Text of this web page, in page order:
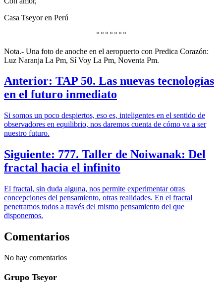
Casa Tseyor en Perú
º º º º º º º
Nota.- Una foto de anoche en el aeropuerto con Predica Corazón:
Luz Naranja La Pm, Sí Voy La Pm, Noventa Pm.
Anterior: TAP 50. Las nuevas tecnologías
en el futuro inmediato
Si somos un poco despiertos, eso es, inteligentes en el sentido de
observadores en equilibrio, nos daremos cuenta de cómo va a ser
nuestro futuro.
Siguiente: 777. Taller de Noiwanak: Del
fractal hacia el infinito
El fractal, sin duda alguna, nos permite experimentar otras
concepciones del pensamiento, otras realidades. En el fractal
penetramos todos a través del mismo pensamiento del que
disponemos.
Comentarios
No hay comentarios
Grupo Tseyor